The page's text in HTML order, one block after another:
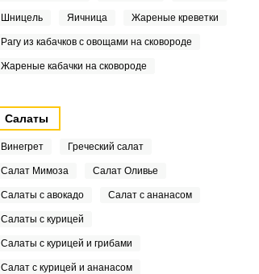
Шницель Яичница Жареные креветки
Рагу из кабачков с овощами на сковороде
Жареные кабачки на сковороде
Салаты
Винегрет Греческий салат
Салат Мимоза Салат Оливье
Салаты с авокадо Салат с ананасом
Салаты с курицей
Салаты с курицей и грибами
Салат с курицей и ананасом